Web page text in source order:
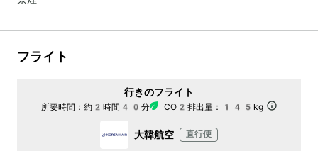
フライト
行きのフライト
所要時間： 約2時間40分 CO2排出量： 145kg
大韓航空 直行便